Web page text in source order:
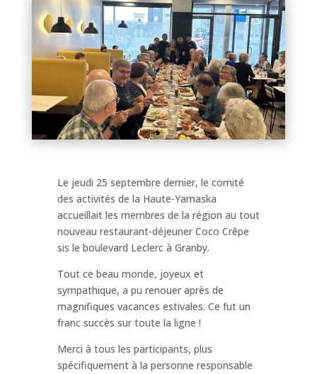
Le jeudi 25 septembre dernier, le comité
des activités de la Haute-Yamaska
accueillait les membres de la région au tout
nouveau restaurant-déjeuner Coco Crêpe
sis le boulevard Leclerc à Granby.
Tout ce beau monde, joyeux et
sympathique, a pu renouer après de
magnifiques vacances estivales. Ce fut un
franc succès sur toute la ligne !
Merci à tous les participants, plus
spécifiquement à la personne responsable